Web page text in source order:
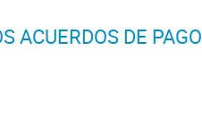
ACUERDOS DE PAGO